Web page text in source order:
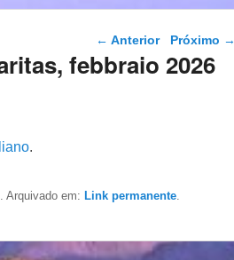
Navegação das
postagens
← Anterior Próximo →
febbraio 2026
.
. Arquivado em: Link permanente